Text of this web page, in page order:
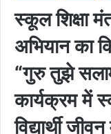
स्कूल शिक्षा
अभियान का
“गुरु तुझे
कार्यक्रम में
विद्यार्थी